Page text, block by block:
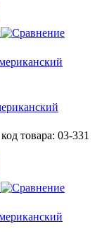
код товара: 03-331